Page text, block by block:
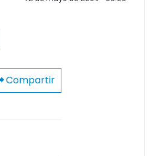
Compartir